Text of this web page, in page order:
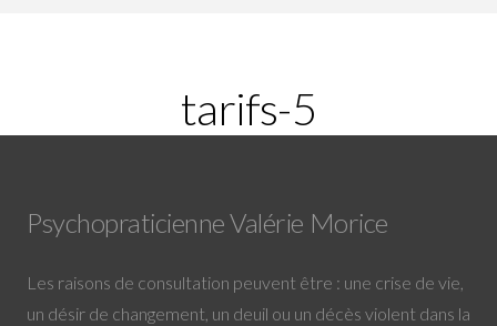
tarifs-5
Psychopraticienne Valérie Morice
Les raisons de consultation peuvent être : une crise de vie,
un désir de changement, un deuil ou un décès violent dans la